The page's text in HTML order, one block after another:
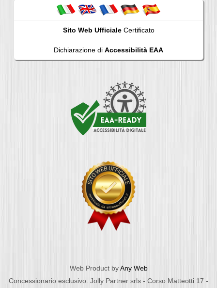
Sito Web UfficialeCertificato
Dichiarazione di Accessibilità EAA
Web Product byAny Web
Concessionario esclusivo: Jolly Partner srls - Corso Matteotti 17 -